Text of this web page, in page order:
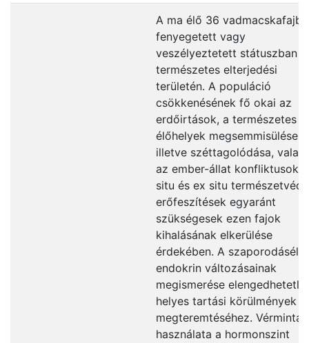
A ma élő 36
fenyegetett vagy
veszélyeztetett státuszban
természetes elterjedési
területén. A populáció
csökkenésének fő okai az
erdőirtások, a természetes
élőhelyek megsemmisülése,
illetve széttagolódása,
az ember-állat konfliktusok.
situ és ex situ
erőfeszítések egyaránt
szükségesek ezen fajok
kihalásának elkerülése
érdekében. A
endokrin változásainak
megismerése
helyes tartási körülmények
megteremtéséhez. Vérminták
használata a hormonszint